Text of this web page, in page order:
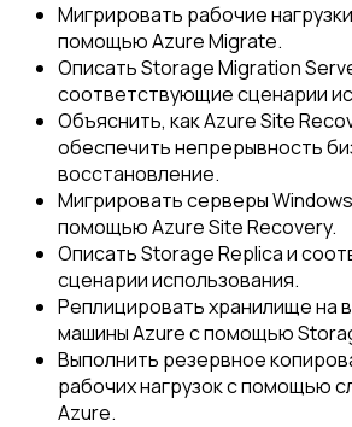
Мигрировать рабочие
помощью Azure Migrate.
Описать Storage Migration
соответствующие сценарии
Объяснить, как Azure Site
обеспечить непрерывность
восстановление.
Мигрировать серверы
помощью Azure Site Recovery.
Описать Storage Replica и
сценарии использования.
Реплицировать хранилище на
машины Azure с помощью
Выполнить резервное
рабочих нагрузок с помощью
Azure.